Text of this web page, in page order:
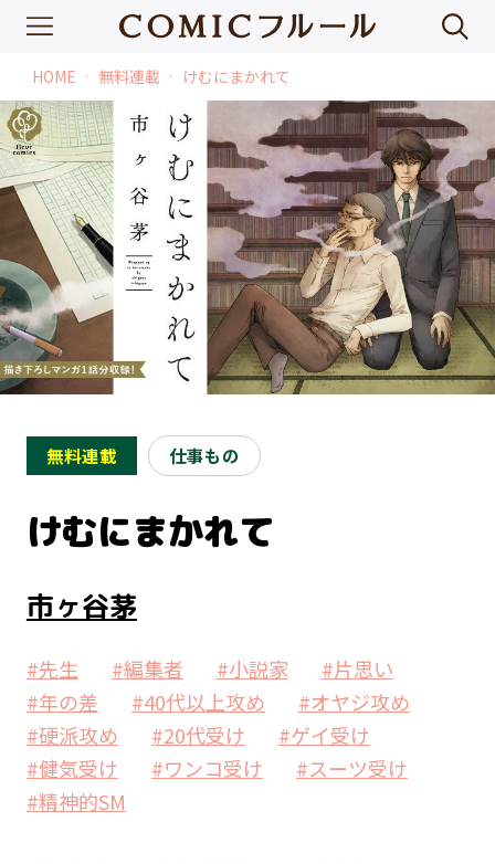
HOME chevron_right 無料連載 chevron_right けむにまかれて
無料連載 仕事もの
けむにまかれて
市ヶ谷茅
#先生 #編集者 #小説家
#片思い
#年の差
#40代以上攻め
#オヤジ攻め
#硬派攻め
#20代受け
#ゲイ受け
#健気受け
#ワンコ受け
#スーツ受け
#精神的SM